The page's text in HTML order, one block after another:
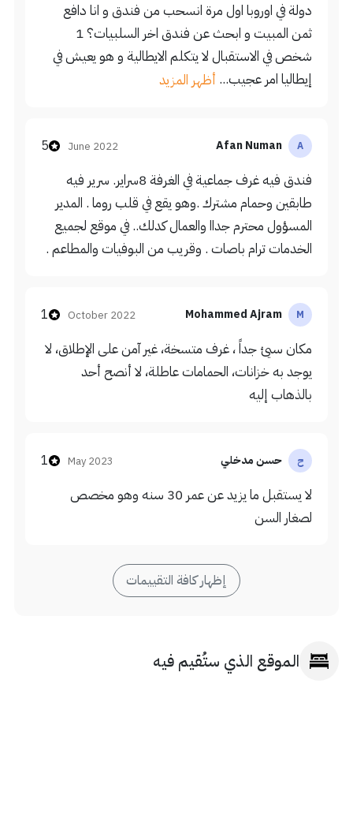
دولة في اوروبا اول مرة انسحب من فندق و انا دافع
ثمن المبيت و ابحث عن فندق اخر السلبيات؟ 1
شخص في الاستقبال لا يتكلم الايطالية و هو يعيش في
إيطاليا امر عجيب... أظهر المزيد
A
Afan Numan
June 2022
5
فندق فيه غرف جماعية في الغرفة 8سراير. سرير فيه
طابقين وحمام مشترك .وهو يقع في قلب روما . المدير
المسؤول محترم جداا والعمال كدلك.. في موقع لجميع
الخدمات ترام باصات . وقريب من البوفيات والمطاعم .
M
Mohammed Ajram
October 2022
1
مكان سيئ جداً ، غرف متسخة، غير آمن على الإطلاق، لا
يوجد به خزانات، الحمامات عاطلة، لا أنصح أحد
بالذهاب إليه
ح حسن مدخلي May 2023
1
لا يستقبل ما يزيد عن عمر 30 سنه وهو مخصص
لصغار السن
إظهار كافة التقييمات
الموقع الذي ستُقيم فيه